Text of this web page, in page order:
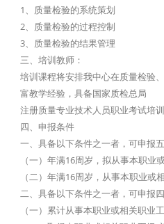
1、质量检验的系统策划
2、质量检验的过程控制
3、质量检验的结果管理
三、培训教师：
培训课程将安排我中心在质量检验
富教学经验，具备国家质检总局
注册质量专业技术人员职业考试培
四、申报条件
一、具备以下条件之一者，可申报
（一）年满16周岁，拟从事本职业
（二）年满16周岁，从事本职业或
二、具备以下条件之一者，可申报
（一）累计从事本职业或相关职业工